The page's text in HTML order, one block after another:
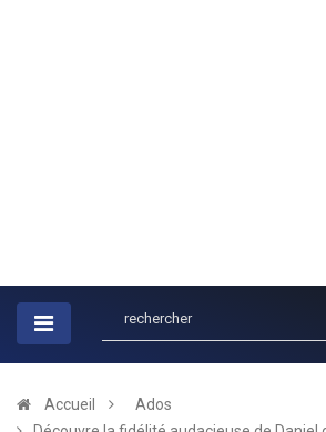
Accueil
Ados